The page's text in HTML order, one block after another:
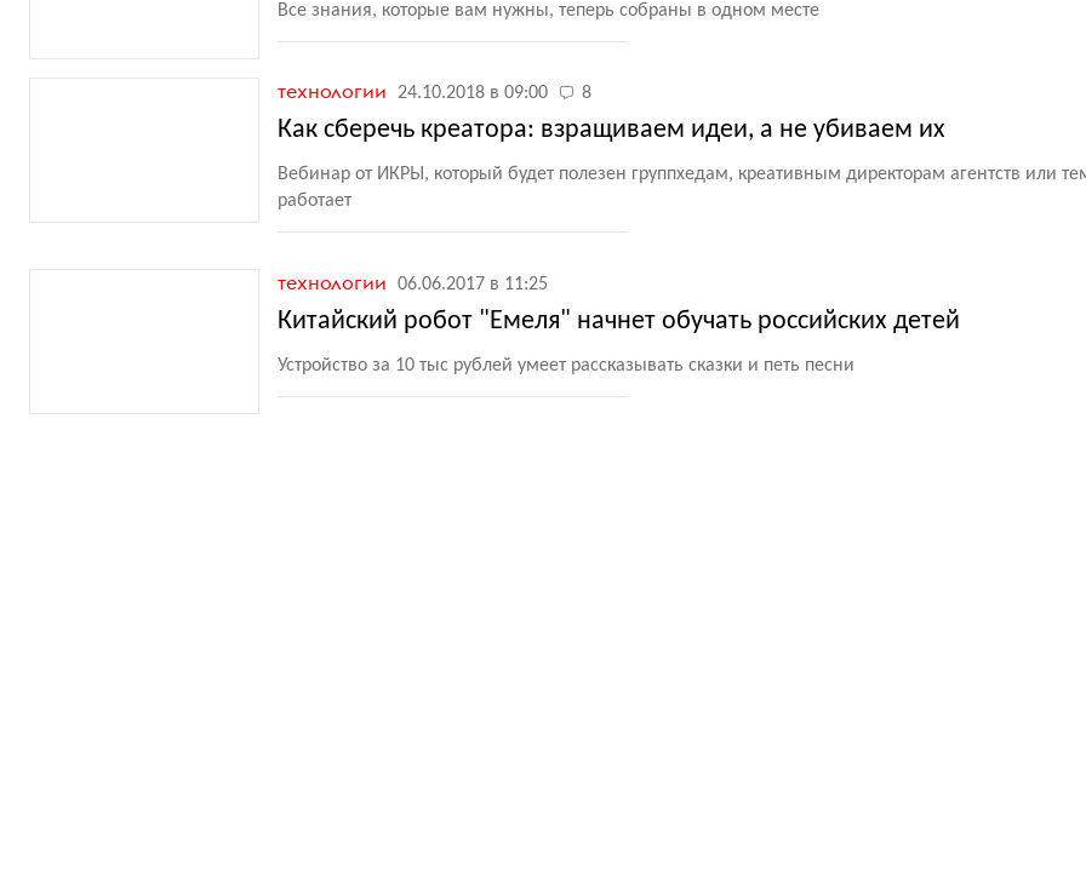
Все знания, которые вам нужны, теперь собраны в одном месте
технологии 24.10.2018 в 09:00 8
Как сберечь креатора: взращиваем идеи, а не убиваем их
Вебинар от ИКРЫ, который будет полезен группхедам, креативным директорам агентств или
работает
технологии 06.06.2017 в 11:25
Китайский робот "Емеля" начнет обучать российских детей
Устройство за 10 тыс рублей умеет рассказывать сказки и петь песни